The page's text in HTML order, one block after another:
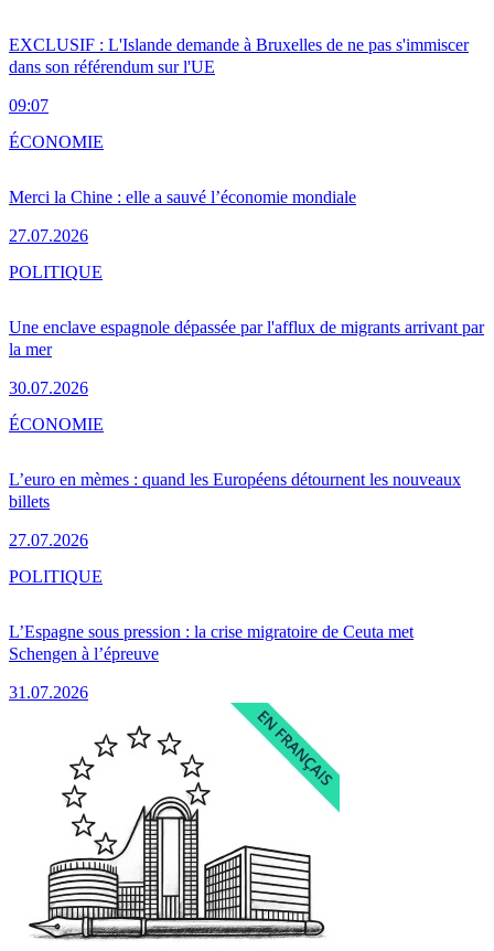
EXCLUSIF : L'Islande demande à Bruxelles de ne pas s'immiscer
dans son référendum sur l'UE
09:07
Merci la Chine : elle a sauvé l’économie mondiale
27.07.2026
ÉCONOMIE
Une enclave espagnole dépassée par l'afflux de migrants arrivant par
la mer
30.07.2026
POLITIQUE
L’euro en mèmes : quand les Européens détournent les nouveaux
billets
27.07.2026
ÉCONOMIE
L’Espagne sous pression : la crise migratoire de Ceuta met
Schengen à l’épreuve
31.07.2026
POLITIQUE